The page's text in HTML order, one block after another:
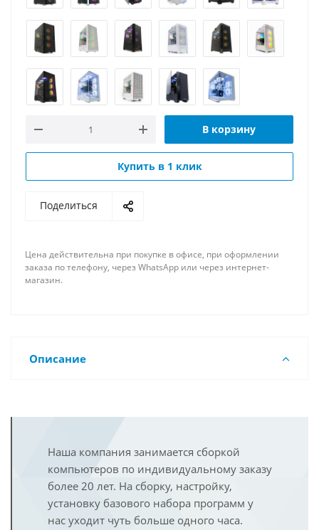
В корзину
Купить в 1 клик
Поделиться
Цена действительна при покупке в офисе, при оформлении
заказа по телефону, через WhatsApp или через интернет-
магазин.
Описание
Наша компания занимается сборкой
компьютеров по индивидуальному заказу
более 20 лет. На сборку, настройку,
установку базового набора программ у
нас уходит чуть больше одного часа.